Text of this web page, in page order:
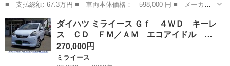
■ 支払総額: 67.3万円 ■ 車両本体価格： 598,000 円 ■ メーカー
名： ダイハツ ■ 車種名： ミライース ■ グレード名： Ｌ Ｓ
ＡＩＩＩ ４ＷＤ キーレス ＣＤ ＦＭ／ＡＭ アイドリングスト
ップ レーダ...
山形 寒河江市
ダイハツ ミライース Ｇｆ ４ＷＤ キーレ
ス ＣＤ ＦＭ／ＡＭ エコアイドル …
270,000円
ミライース